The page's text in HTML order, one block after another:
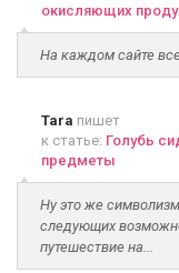
окисляющих
На каждом сайте
Tara пишет
к статье: Голубь
предметы
Ну это же
следующих
путешествие на...